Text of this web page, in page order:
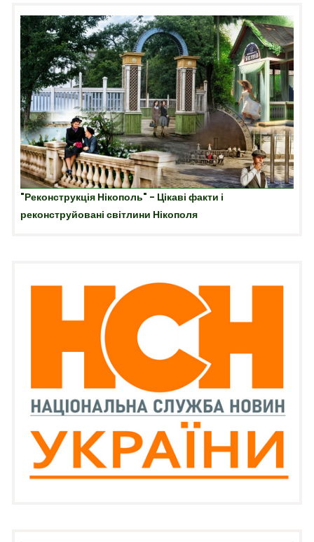
"Реконструкція Нікополь" - Цікаві факти і
реконструйовані світлини Нікополя